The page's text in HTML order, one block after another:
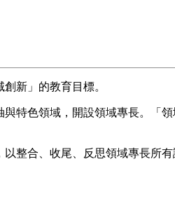
新」的教育目標。
特色領域，開設領域專長。「
整合、收尾、反思領域專長所